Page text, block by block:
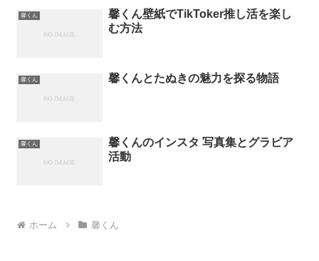
馨くん
馨くん壁紙でTikToker推し活を楽し
む方法
馨くん 馨くんとたぬきの魅力を探る物語
馨くん
馨くんのインスタ 写真集とグラビア
活動
ホーム 馨くん